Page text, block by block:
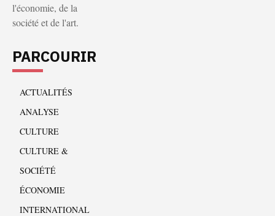
l'économie, de la
société et de l'art.
PARCOURIR
ACTUALITÉS
ANALYSE
CULTURE
CULTURE &
SOCIÉTÉ
ÉCONOMIE
INTERNATIONAL